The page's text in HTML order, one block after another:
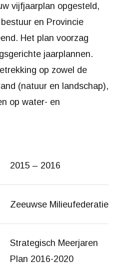
vijfjaarplan opgesteld,
en Provincie
Het plan voorzag
jaarplannen.
op zowel de
(natuur en landschap),
op water- en
2015 – 2016
Zeeuwse Milieufederatie
Strategisch Meerjaren
Plan 2016-2020